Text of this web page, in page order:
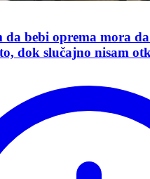
da bebi oprema mora
dok slučajno nisam